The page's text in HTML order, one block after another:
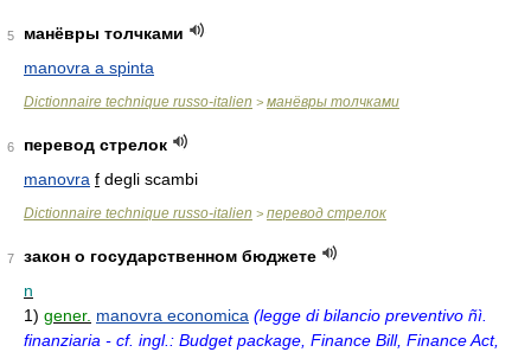
5
манёвры толчками
manovra a spinta
Dictionnaire technique russo-italien > манёвры толчками
6
перевод стрелок
manovra f degli scambi
Dictionnaire technique russo-italien > перевод стрелок
7
закон о государственном бюджете
n
1) gener. manovra economica (legge di bilancio preventivo ñì.
finanziaria - cf. ingl.: Budget package, Finance Bill, Finance Act,